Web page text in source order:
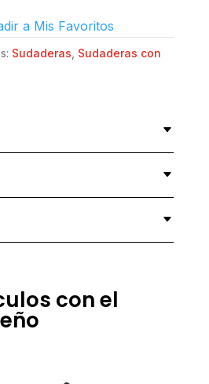
DENSIDAD
MEDIA
VOY
HACERLE
OFERTA
QUE
NO
a Mis Favoritos
Sudaderas Sudaderas con
con el